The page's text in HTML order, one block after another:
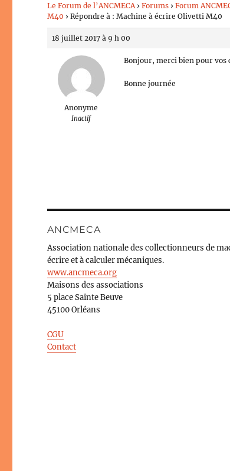
Le Forum de l’ANCMECA › Forums › Forum
M40 › Répondre à : Machine à écrire Olivetti M40
18 juillet 2017 à 9 h 00
Anonyme
Inactif
Bonjour, merci bien pour vos
Bonne journée
ANCMECA
Association nationale des collectionneurs de
écrire et à calculer mécaniques.
www.ancmeca.org
Maisons des associations
5 place Sainte Beuve
45100 Orléans
CGU
Contact